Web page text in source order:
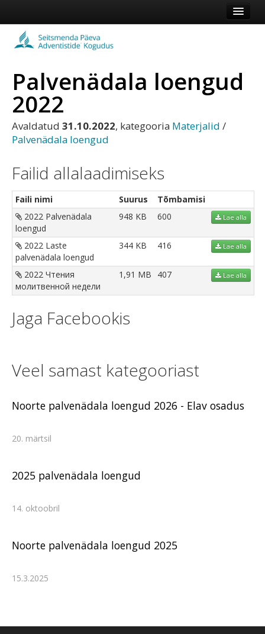
Koduleht
Vaata veel
Logi sisse või registreeru
Palvenädala loengud
2022
Avaldatud 31.10.2022, kategooria Materjalid /
Palvenädala loengud
Failid allalaadimiseks
Faili nimi Suurus
Tõmbamisi
2022 Palvenädala
loengud
948 KB 600 Lae alla
2022 Laste
palvenädala loengud
344 KB 416 Lae alla
2022 Чтения
молитвенной недели
1,91 MB 407 Lae alla
Jaga Facebookis
Veel samast kategooriast
Noorte palvenädala loengud 2026 - Elav osadus
20. märtsil
2025 palvenädala loengud
14. oktoobril
Noorte palvenädala loengud 2025
15.3.2025